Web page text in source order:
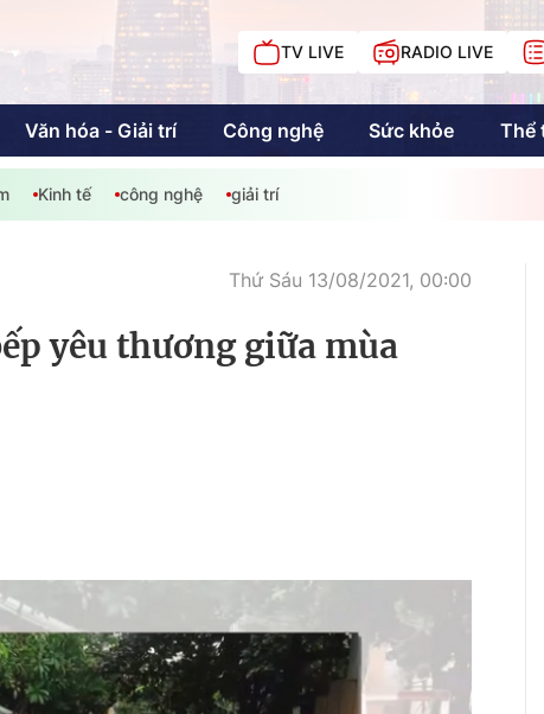
TV LIVE RADIO LIVE
Văn hóa - Giải trí Công nghệ Sức khỏe Thể
dục Kinh tế
truyền hình
tài liệu
Made By Vietnam
Ngày hội HTV
Innovation Fest
Cuộc đua offroad
HTV
Kinh tế công nghệ giải trí
Thứ Sáu 13/08/2021, 00:00
yêu thương giữa mùa